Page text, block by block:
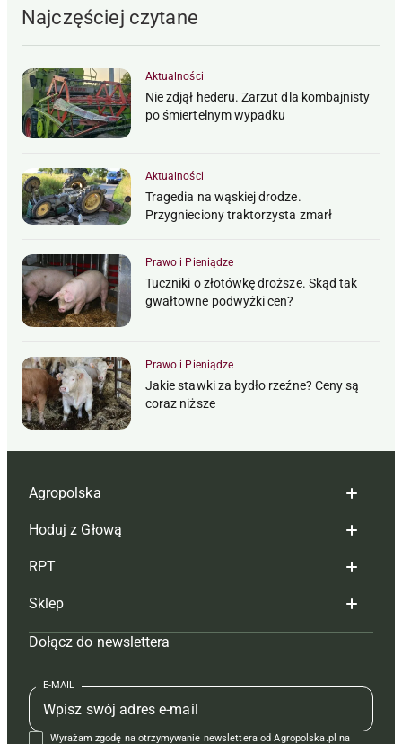
Najczęściej czytane
Aktualności
Nie zdjął hederu. Zarzut dla kombajnisty
po śmiertelnym wypadku
Aktualności
Tragedia na wąskiej drodze.
Przygnieciony traktorzysta zmarł
Prawo i Pieniądze
Tuczniki o złotówkę droższe. Skąd tak
gwałtowne podwyżki cen?
Prawo i Pieniądze
Jakie stawki za bydło rzeźne? Ceny są
coraz niższe
Agropolska
Redakcja
Reklama
Tagi
Mapa serwisu
Kontakt
Regulamin
Hoduj z Głową
Hoduj z głową bydło
Hoduj z głową świnie
Prenumerata
Redakcja
Kontakt
RPT
Redakcja
Prenumerata
Reklama
Kontakt
Sklep
Czasopisma i prenumerata
Książki
Regulamin
Dołącz do newslettera
E-MAIL
Wyrażam zgodę na otrzymywanie newslettera od Agropolska.pl na